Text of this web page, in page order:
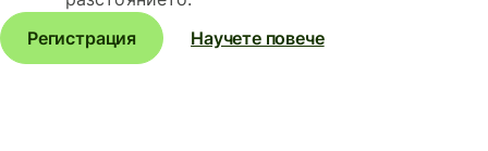
Регистрация
Научете повече